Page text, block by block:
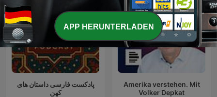
پادکست فارسی داستان های
کهن
Amerika verstehen. Mit
Volker Depkat
APP HERUNTERLADEN